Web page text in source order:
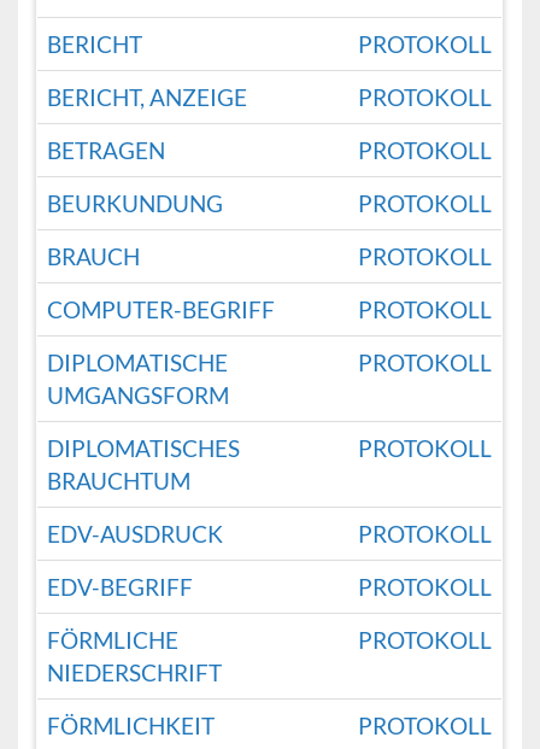
BERICHT
PROTOKOLL
BERICHT, ANZEIGE
PROTOKOLL
BETRAGEN
PROTOKOLL
BEURKUNDUNG
PROTOKOLL
BRAUCH
PROTOKOLL
COMPUTER-BEGRIFF
PROTOKOLL
DIPLOMATISCHE
UMGANGSFORM
PROTOKOLL
DIPLOMATISCHES
BRAUCHTUM
PROTOKOLL
EDV-AUSDRUCK
PROTOKOLL
EDV-BEGRIFF
PROTOKOLL
FÖRMLICHE
NIEDERSCHRIFT
PROTOKOLL
FÖRMLICHKEIT
PROTOKOLL